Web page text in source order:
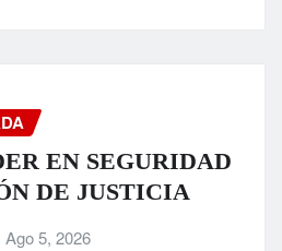
EN SEGURIDAD
DE JUSTICIA
Ago 5, 2026